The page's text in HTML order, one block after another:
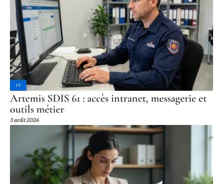
IT
Artemis SDIS 61 : accès intranet, messagerie et
outils métier
3 août 2026